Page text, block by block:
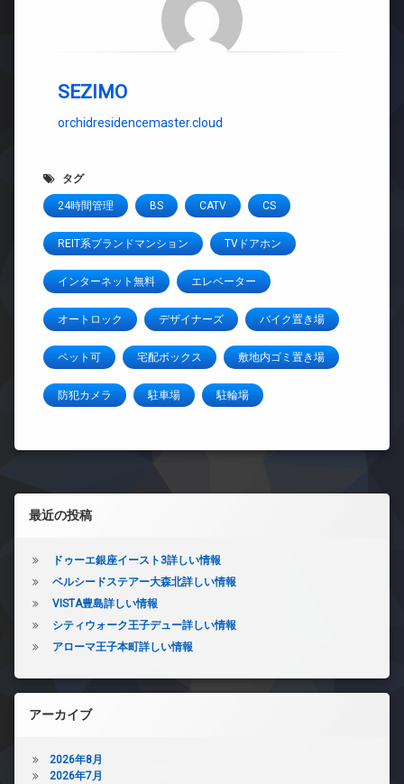
SEZIMO
orchidresidencemaster.cloud
タグ
24時間管理 BS CATV CS
REIT系ブランドマンション TVドアホン
インターネット無料 エレベーター
オートロック デザイナーズ バイク置き場
ペット可 宅配ボックス 敷地内ゴミ置き場
防犯カメラ 駐車場 駐輪場
左サイドバー
最近の投稿
ドゥーエ銀座イースト3詳しい情報
ベルシードステアー大森北詳しい情報
VISTA豊島詳しい情報
シティウォーク王子デュー詳しい情報
アローマ王子本町詳しい情報
アーカイブ
2026年8月
2026年7月